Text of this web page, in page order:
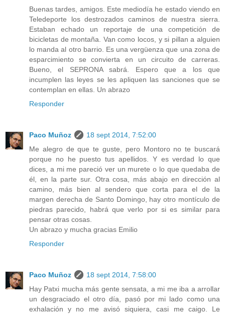
Buenas tardes, amigos. Este mediodía he estado viendo en
Teledeporte los destrozados caminos de nuestra sierra.
Estaban echado un reportaje de una competición de
bicicletas de montaña. Van como locos, y si pillan a alguien
lo manda al otro barrio. Es una vergüenza que una zona de
esparcimiento se convierta en un circuito de carreras.
Bueno, el SEPRONA sabrá. Espero que a los que
incumplen las leyes se les apliquen las sanciones que se
contemplan en ellas. Un abrazo
Responder
Paco Muñoz
18 sept 2014, 7:52:00
Me alegro de que te guste, pero Montoro no te buscará
porque no he puesto tus apellidos. Y es verdad lo que
dices, a mi me pareció ver un murete o lo que quedaba de
él, en la parte sur. Otra cosa, más abajo en dirección al
camino, más bien al sendero que corta para el de la
margen derecha de Santo Domingo, hay otro montículo de
piedras parecido, habrá que verlo por si es similar para
pensar otras cosas.
Un abrazo y mucha gracias Emilio
Responder
Paco Muñoz
18 sept 2014, 7:58:00
Hay Patxi mucha más gente sensata, a mi me iba a arrollar
un desgraciado el otro día, pasó por mi lado como una
exhalación y no me avisó siquiera, casi me caigo. Le